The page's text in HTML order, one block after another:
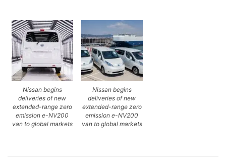
Nissan begins
deliveries of new
extended-range zero
emission e-NV200
van to global markets
Nissan begins
deliveries of new
extended-range zero
emission e-NV200
van to global markets